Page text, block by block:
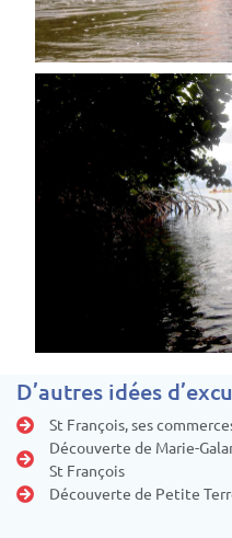
D’autres idées
St François, ses
Découverte de Marie-
St François
Découverte de Petite